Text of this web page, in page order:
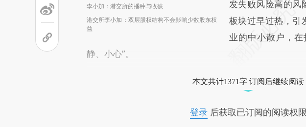
李小加：港交所的播种与收获
港交所李小加：双层股权结构不会影响少数股东权
益
发失败风险高的风
板块过早过热，引
业的中小散户，
静、小心”。
本文共计1371字 订阅后继续阅读
登录后获取已订阅的阅读权限